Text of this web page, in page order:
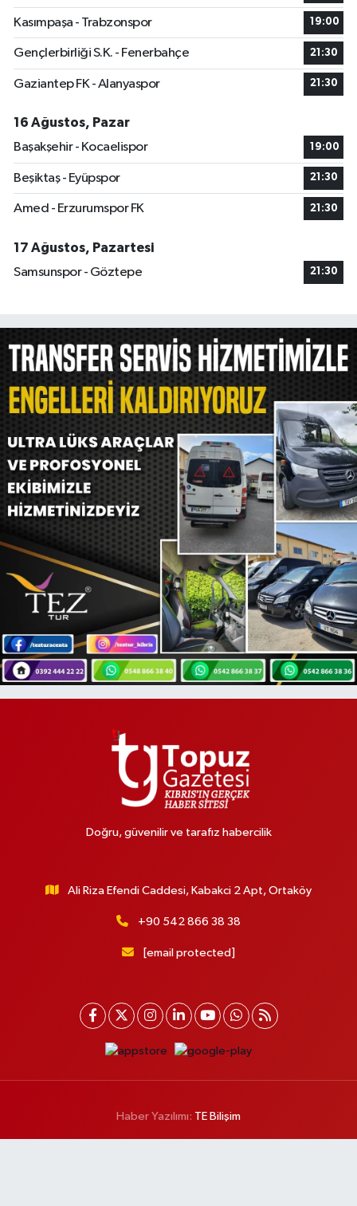
Kasımpaşa - Trabzonspor 19:00
Gençlerbirliği S.K. - Fenerbahçe 21:30
Gaziantep FK - Alanyaspor 21:30
16 Ağustos, Pazar
Başakşehir - Kocaelispor
19:00
Beşiktaş - Eyüpspor 21:30
Amed - Erzurumspor FK 21:30
17 Ağustos, Pazartesi
Samsunspor - Göztepe
21:30
Doğru, güvenilir ve tarafız habercilik
Ali Riza Efendi Caddesi, Kabakci 2 Apt, Ortaköy
+90 542 866 38 38
[email protected]
Haber Yazılımı: TE Bilişim